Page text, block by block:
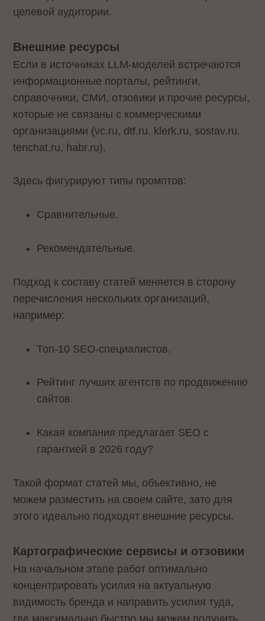
целевой аудитории.
Внешние ресурсы
Если в источниках LLM-моделей встречаются
информационные порталы, рейтинги,
справочники, СМИ, отзовики и прочие ресурсы,
которые не связаны с коммерческими
организациями (vc.ru, dtf.ru. klerk.ru, sostav.ru.
tenchat.ru, habr.ru).
Здесь фигурируют типы промптов:
Сравнительные.
Рекомендательные.
Подход к составу статей меняется в сторону
перечисления нескольких организаций,
например:
Топ-10 SEO-специалистов.
Рейтинг лучших агентств по продвижению
сайтов.
Какая компания предлагает SEO с
гарантией в 2026 году?
Такой формат статей мы, объективно, не
можем разместить на своем сайте, зато для
этого идеально подходят внешние ресурсы.
Картографические сервисы и отзовики
На начальном этапе работ оптимально
концентрировать усилия на актуальную
видимость бренда и направить усилия туда,
где максимально быстро мы можем получить